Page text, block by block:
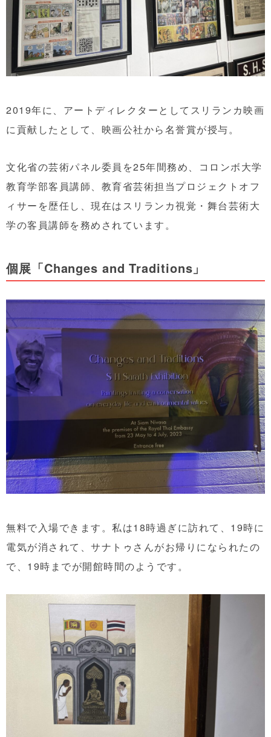
2019年に、アートディレクターとしてスリランカ映画
に貢献したとして、映画公社から名誉賞が授与。
文化省の芸術パネル委員を25年間務め、コロンボ大学
教育学部客員講師、教育省芸術担当プロジェクトオフ
ィサーを歴任し、現在はスリランカ視覚・舞台芸術大
学の客員講師を務めされています。
個展「Changes and Traditions」
無料で入場できます。私は18時過ぎに訪れて、19時に
電気が消されて、サナトゥさんがお帰りになられたの
で、19時までが開館時間のようです。